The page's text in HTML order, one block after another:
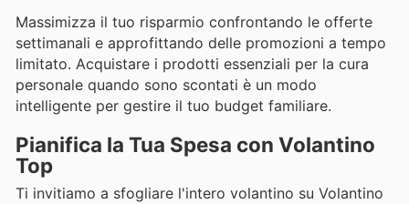
Massimizza il tuo risparmio confrontando le offerte
settimanali e approfittando delle promozioni a tempo
limitato. Acquistare i prodotti essenziali per la cura
personale quando sono scontati è un modo
intelligente per gestire il tuo budget familiare.
Pianifica la Tua Spesa con Volantino
Top
Ti invitiamo a sfogliare l'intero volantino su Volantino